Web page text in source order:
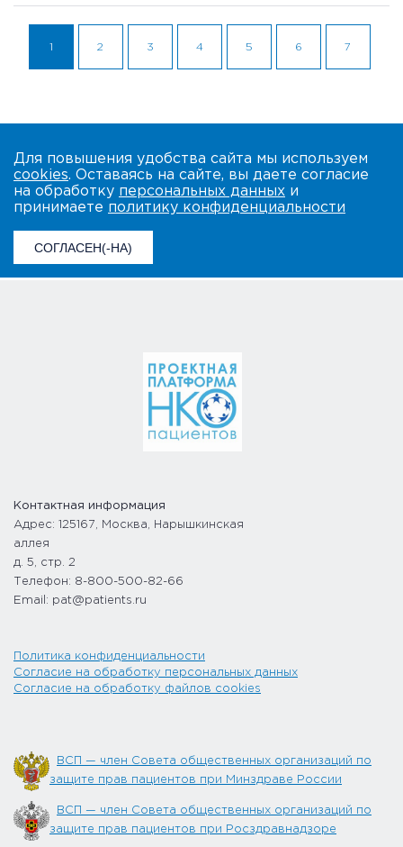
1 2 3 4 5 6 7
Для повышения удобства сайта мы используем
cookies. Оставаясь на сайте, вы даете согласие
на обработку персональных данных и
принимаете политику конфиденциальности
СОГЛАСЕН(-НА)
Контактная информация
Адрес: 125167, Москва, Нарышкинская
аллея
д. 5, стр. 2
Телефон: 8-800-500-82-66
Email: pat@patients.ru
Политика конфиденциальности
Согласие на обработку персональных данных
Согласие на обработку файлов cookies
ВСП — член Совета общественных организаций по
защите прав пациентов при Минздраве России
ВСП — член Совета общественных организаций по
защите прав пациентов при Росздравнадзоре